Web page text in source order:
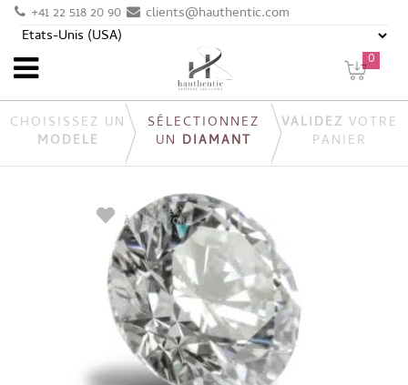
+41 22 518 20 90 clients@hauthentic.com
0
CHOISISSEZ UN
MODÈLE
SÉLECTIONNEZ
UN DIAMANT
VALIDEZ VOTRE
PANIER
AJOUTER
À MES FAVORIS